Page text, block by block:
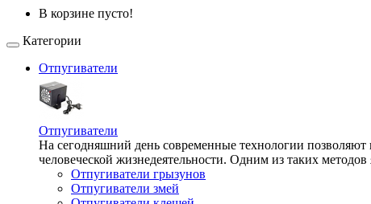
В корзине пусто!
Категории
Отпугиватели
Отпугиватели
На сегодняшний день современные технологии позволяют
человеческой жизнедеятельности. Одним из таких
Отпугиватели грызунов
Отпугиватели змей